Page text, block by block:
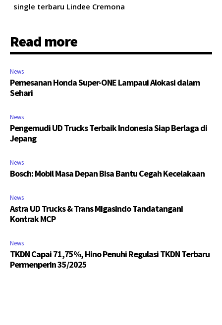
single terbaru Lindee Cremona
Read more
News
Pemesanan Honda Super-ONE Lampaui Alokasi dalam
Sehari
News
Pengemudi UD Trucks Terbaik Indonesia Siap Berlaga di
Jepang
News
Bosch: Mobil Masa Depan Bisa Bantu Cegah Kecelakaan
News
Astra UD Trucks & Trans Migasindo Tandatangani
Kontrak MCP
News
TKDN Capai 71,75%, Hino Penuhi Regulasi TKDN Terbaru
Permenperin 35/2025